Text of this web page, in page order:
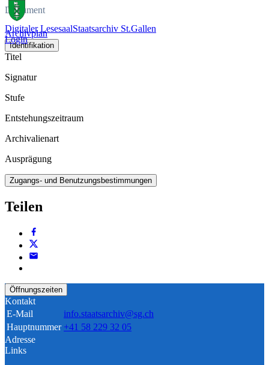
Digitaler LesesaalStaatsarchiv St.Gallen
Login
Dokument
Archivplan
Identifikation
Titel
Signatur
Stufe
Entstehungszeitraum
Archivalienart
Ausprägung
Zugangs- und Benutzungsbestimmungen
Teilen
Öffnungszeiten
Kontakt
E-Mail
info.staatsarchiv@sg.ch
Hauptnummer +41 58 229 32 05
Adresse
Links